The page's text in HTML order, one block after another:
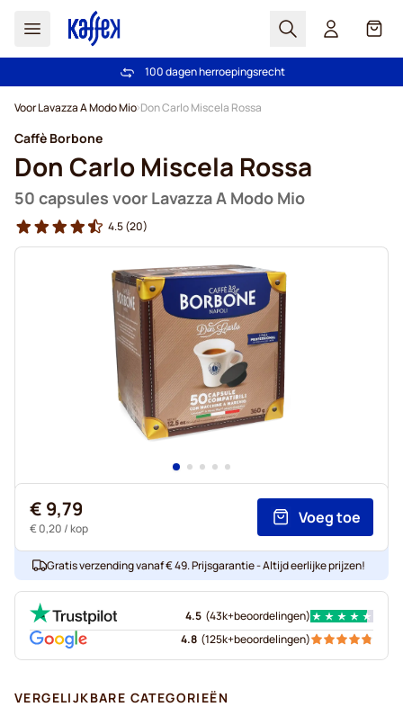
Zoek Cart
Gratis vanaf € 49
100 dagen herroepingsrecht
Voor Lavazza A Modo Mio Don Carlo Miscela Rossa
Caffè Borbone
Don Carlo Miscela Rossa
50 capsules voor Lavazza A Modo Mio
4.5(20)
€ 9,79
€ 0,20 / kop
Voeg toe
Gratis verzending vanaf € 49. Prijsgarantie - Altijd eerlijke prijzen!
4.5 (43k+beoordelingen)
4.8 (125k+beoordelingen)
VERGELIJKBARE CATEGORIEËN